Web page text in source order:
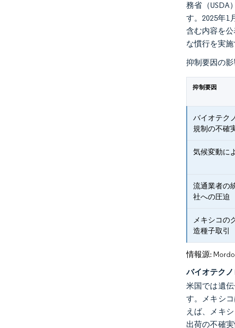
務省（USDA
す。2025年1
含む内容を
な慣行を実
抑制要因の
抑制要因
バイオテク
規制の不確
気候変動に
流通業者の
社への圧迫
メキシコの
造種子取引
情報源:
バイオテク
米国では遺
す。メキシ
えば、メキ
出荷の不確